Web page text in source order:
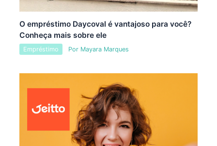
O empréstimo Daycoval é vantajoso para você?
Conheça mais sobre ele
Empréstimo Por Mayara Marques